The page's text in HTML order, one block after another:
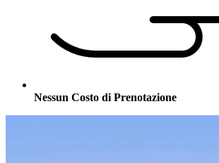
Nessun Costo di Prenotazione